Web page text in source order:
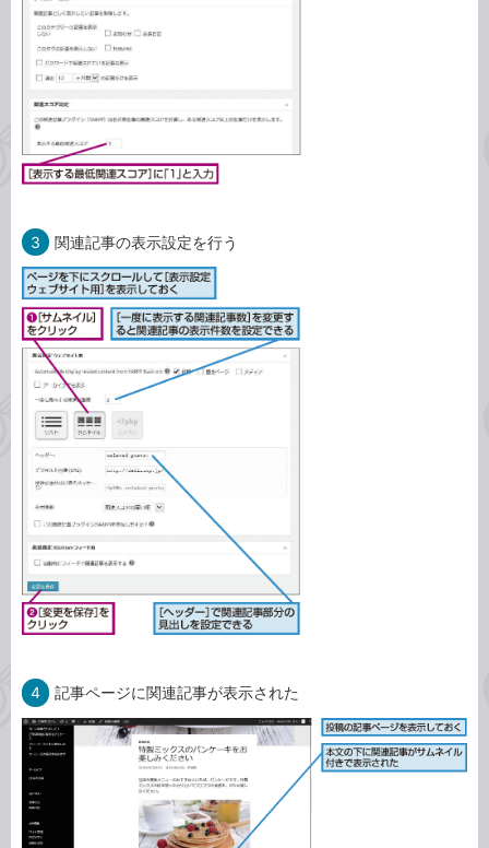
3 関連記事の表示設定を行う
4 記事ページに関連記事が表示された